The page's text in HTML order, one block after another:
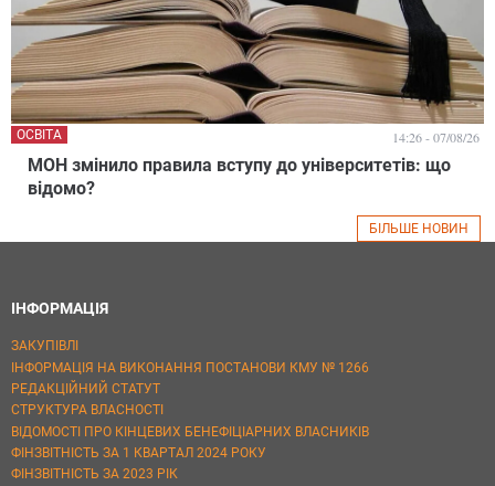
МОН змінило правила вступу до університетів: що
відомо?
ОСВІТА 14:26 - 07/08/26
БІЛЬШЕ НОВИН
ІНФОРМАЦІЯ
ЗАКУПІВЛІ
ІНФОРМАЦІЯ НА ВИКОНАННЯ ПОСТАНОВИ КМУ № 1266
РЕДАКЦІЙНИЙ СТАТУТ
СТРУКТУРА ВЛАСНОСТІ
ВІДОМОСТІ ПРО КІНЦЕВИХ БЕНЕФІЦІАРНИХ ВЛАСНИКІВ
ФІНЗВІТНІСТЬ ЗА 1 КВАРТАЛ 2024 РОКУ
ФІНЗВІТНІСТЬ ЗА 2023 РІК